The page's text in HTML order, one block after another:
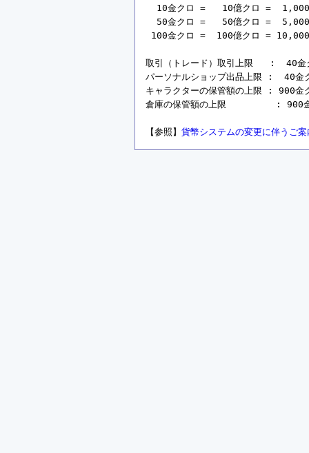
10金クロ =   10億クロ =
50金クロ =   50億クロ =
100金クロ =  100億クロ =
取引（トレード）取引上限   :  40
パーソナルショップ出品上限 :
キャラクターの保管額の上限 : 900
倉庫の保管額の上限         : 900
【参照】 貨幣システムの変更に伴うご案